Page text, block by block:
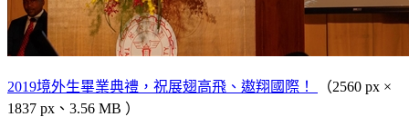
2019境外生畢業典禮，祝展翅高飛、遨翔國際！
（2560 px ×
1837 px、3.56 MB ）